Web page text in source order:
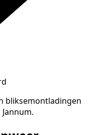
bliksemontladingen